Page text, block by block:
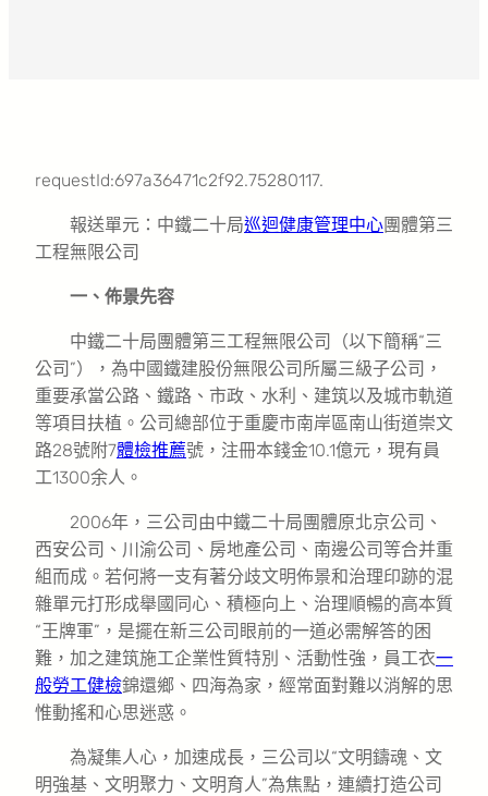
requestId:697a36471c2f92.75280117.
報送單元：中鐵二十局巡迴健康管理中心團體第三
工程無限公司
一、佈景先容
中鐵二十局團體第三工程無限公司（以下簡稱“三
公司”），為中國鐵建股份無限公司所屬三級子公司，
重要承當公路、鐵路、市政、水利、建筑以及城市軌道
等項目扶植。公司總部位于重慶市南岸區南山街道崇文
路28號附7體檢推薦號，注冊本錢金10.1億元，現有員
工1300余人。
2006年，三公司由中鐵二十局團體原北京公司、
西安公司、川渝公司、房地產公司、南邊公司等合并重
組而成。若何將一支有著分歧文明佈景和治理印跡的混
雜單元打形成舉國同心、積極向上、治理順暢的高本質
“王牌軍”，是擺在新三公司眼前的一道必需解答的困
難，加之建筑施工企業性質特別、活動性強，員工衣一
般勞工健檢錦還鄉、四海為家，經常面對難以消解的思
惟動搖和心思迷惑。
為凝集人心，加速成長，三公司以“文明鑄魂、文
明強基、文明聚力、文明育人”為焦點，連續打造公司